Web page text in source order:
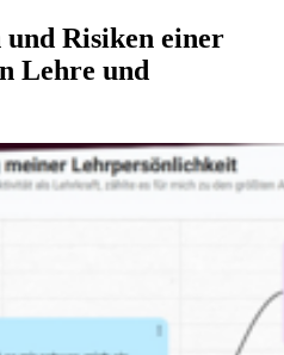
Risiken einer
Lehre und